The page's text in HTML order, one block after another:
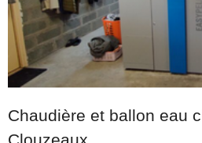
Chaudière et ballon eau